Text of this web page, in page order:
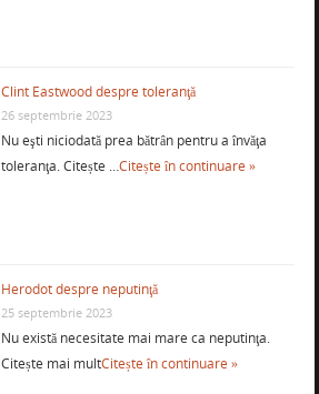
Clint Eastwood despre toleranţă
26 septembrie 2023
Nu eşti niciodată prea bătrân pentru a învăţa
toleranţa. Citește …Citește în continuare »
Herodot despre neputinţă
25 septembrie 2023
Nu există necesitate mai mare ca neputinţa.
Citește mai multCitește în continuare »